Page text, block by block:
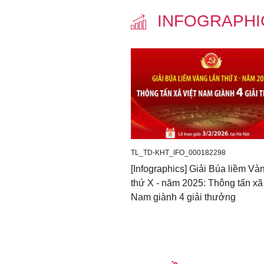
xã hội trong năm 2025,
TL_TD-KHT_IFO_000182298
[Infographics] Giải Búa liềm
thứ X - năm 2025: Thông tấn
Nam giành 4 giải thưởng